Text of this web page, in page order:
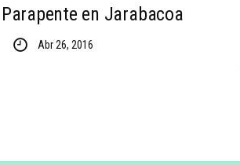
en Jarabacoa
Abr 26, 2016